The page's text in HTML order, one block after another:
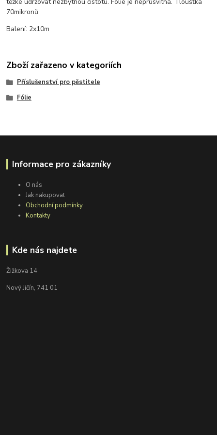
70mikronů
Balení: 2x10m
Zboží zařazeno v kategoriích
Příslušenství pro pěstitele
Fólie
Informace pro zákazníky
O nás
Jak nakupovat
Obchodní podmínky
Kontakty
Kde nás najdete
Žižkova 14
Nový Jičín, 741 01